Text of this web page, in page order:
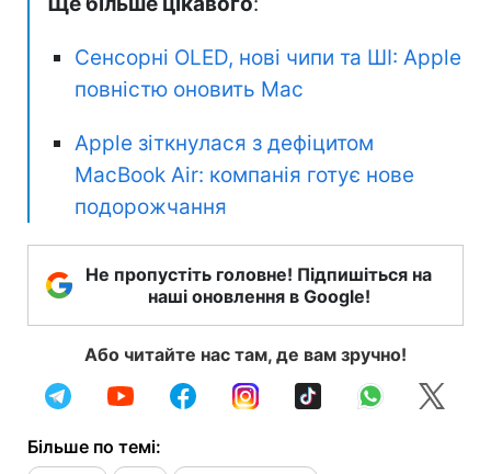
Сенсорні OLED, нові чипи та ШІ: Apple
повністю оновить Mac
Apple зіткнулася з дефіцитом
MacBook Air: компанія готує нове
подорожчання
Не пропустіть головне! Підпишіться на
наші оновлення в Google!
Або читайте нас там, де вам зручно!
Більше по темі: